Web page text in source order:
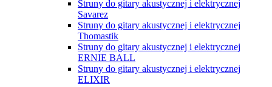
Struny do gitary akustycznej i elektrycznej
Savarez
Struny do gitary akustycznej i elektrycznej
Thomastik
Struny do gitary akustycznej i elektrycznej
ERNIE BALL
Struny do gitary akustycznej i elektrycznej
ELIXIR